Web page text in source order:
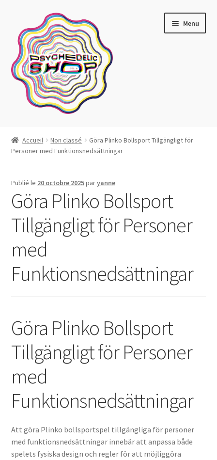
navigation
contenu
Menu
Boutique
Affiches
Blotter art
A Propos
Accueil Non classé
Göra Plinko Bollsport Tillgängligt för
Personer med Funktionsnedsättningar
Publié le 20 octobre 2025paryanne
Göra Plinko Bollsport
Tillgängligt för Personer
med
Funktionsnedsättningar
Göra Plinko Bollsport
Tillgängligt för Personer
med
Funktionsnedsättningar
Att göra Plinko bollsportspel tillgängliga för personer
med funktionsnedsättningar innebär att anpassa både
spelets fysiska design och regler för att möjliggöra